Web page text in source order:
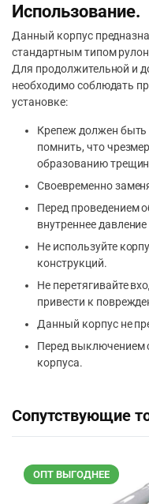
Использование.
Данный корпус
стандартным типом
Для продолжительной и
необходимо соблюдать
установке:
Крепеж должен быть
помнить, что
образованию трещин
Своевременно
Перед проведением
внутреннее
Не используйте
конструкций.
Не перетягивайте
привести к
Данный корпус не
Перед выключением
корпуса.
Сопутствующие
ОПТ ВЫГОДНЕЕ